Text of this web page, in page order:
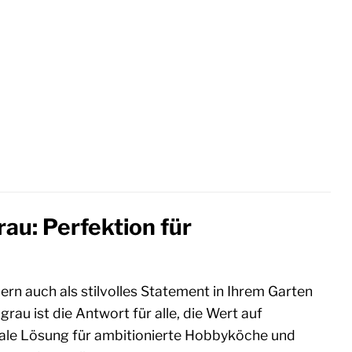
Perfektion für
auch als stilvolles Statement in Ihrem Garten
ist die Antwort für alle, die Wert auf
Lösung für ambitionierte Hobbyköche und